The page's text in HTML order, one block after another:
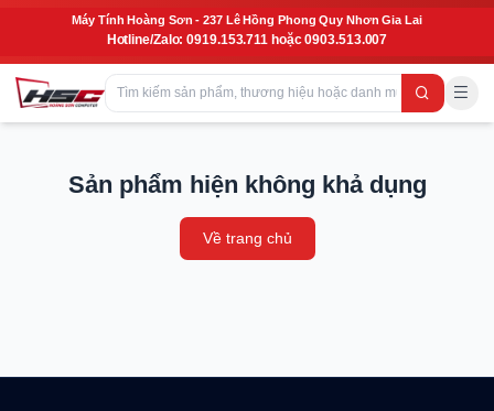
Máy Tính Hoàng Sơn - 237 Lê Hồng Phong Quy Nhơn Gia Lai
Hotline/Zalo: 0919.153.711 hoặc 0903.513.007
Sản phẩm hiện không khả dụng
Về trang chủ